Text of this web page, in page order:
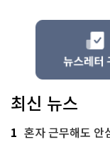
최신 뉴스
1 혼자 근무해도